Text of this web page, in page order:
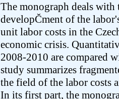
The monograph deals
developČment of the
unit labor costs in the
economic crisis.
2008-2010 are compared
study summarizes
the field of the labor costs
In its first part, the